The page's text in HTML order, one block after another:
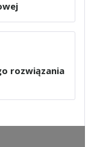
rozwiązania